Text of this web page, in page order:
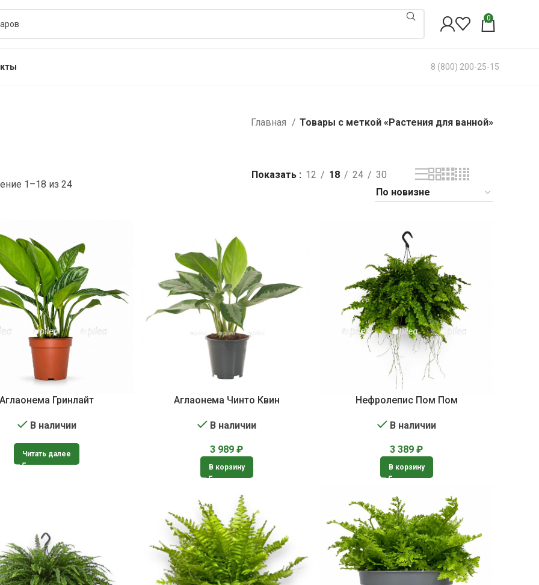
0
8 (800) 200-25-15
Главная Товары с меткой «Растения для ванной»
1–18 из 24
Показать 12 18 24 30
Аглаонема Гринлайт
В наличии
Читать далее
Аглаонема Чинто Квин
В наличии
3 989₽
В корзину
Нефролепис Пом Пом
В наличии
3 389₽
В корзину